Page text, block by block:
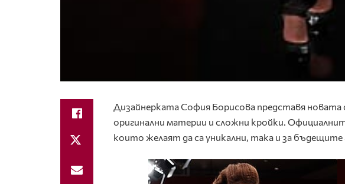
Дизайнерката София Борисова представя новата
оригинални материи и сложни кройки.
които желаят да са уникални, така и за